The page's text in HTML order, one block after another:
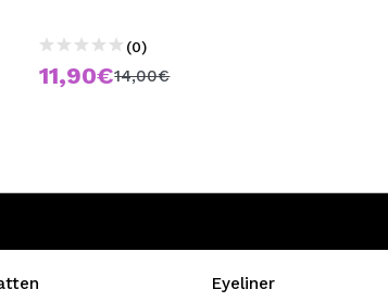
(0)
11,90€14,00€
Eyeliner